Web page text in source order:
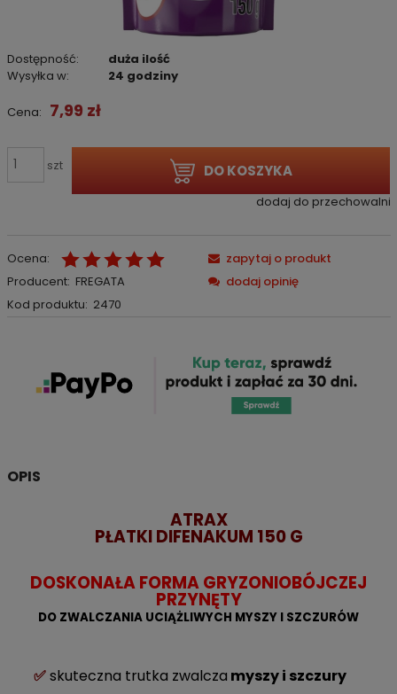
Dostępność:
duża ilość
Wysyłka w:
24 godziny
Cena: 7,99 zł
szt DO KOSZYKA
dodaj do przechowalni
Ocena:
Producent: FREGATA
Kod produktu: 2470
zapytaj o produkt
dodaj opinię
OPIS
ATRAX
PŁATKI DIFENAKUM 150 G
DOSKONAŁA FORMA GRYZONIOBÓJCZEJ
PRZYNĘTY
DO ZWALCZANIA UCIĄŻLIWYCH MYSZY I SZCZURÓW
✅skuteczna trutka zwalcza myszy i szczury